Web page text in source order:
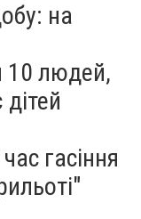
на
10 людей,
гасіння